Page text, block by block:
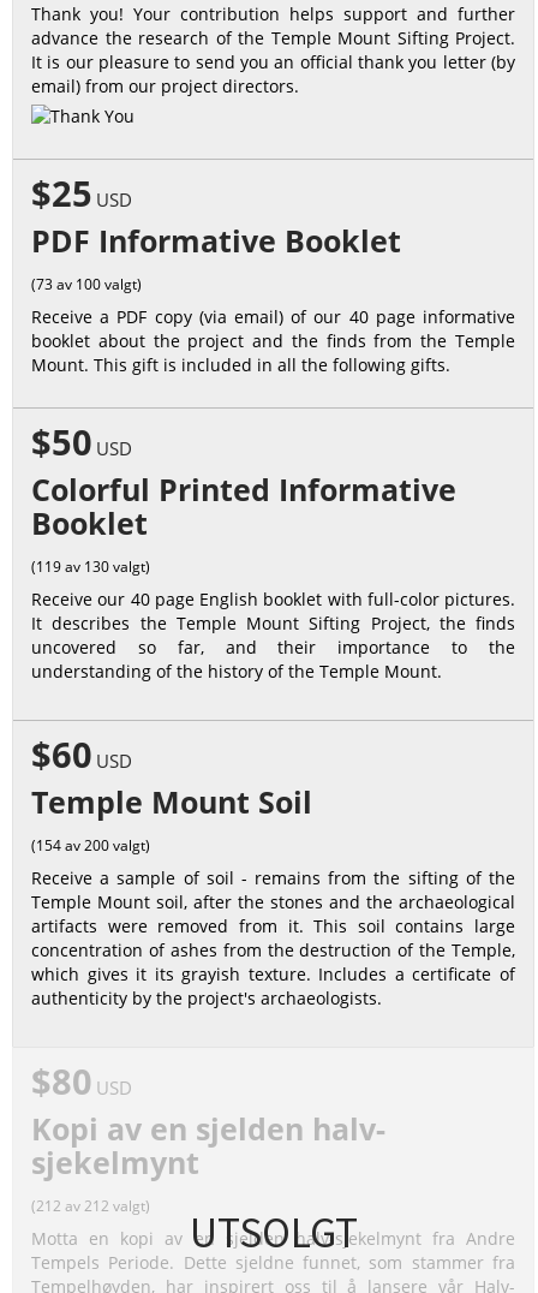
Thank you! Your contribution helps support and further
advance the research of the Temple Mount Sifting Project.
It is our pleasure to send you an official thank you letter (by
email) from our project directors.
$25 USD
PDF Informative Booklet
(73 av 100 valgt)
Receive a PDF copy (via email) of our 40 page informative
booklet about the project and the finds from the Temple
Mount. This gift is included in all the following gifts.
$50 USD
Colorful Printed Informative
Booklet
(119 av 130 valgt)
Receive our 40 page English booklet with full-color pictures.
It describes the Temple Mount Sifting Project, the finds
uncovered so far, and their importance to the
understanding of the history of the Temple Mount.
$60 USD
Temple Mount Soil
(154 av 200 valgt)
Receive a sample of soil - remains from the sifting of the
Temple Mount soil, after the stones and the archaeological
artifacts were removed from it. This soil contains large
concentration of ashes from the destruction of the Temple,
which gives it its grayish texture. Includes a certificate of
authenticity by the project's archaeologists.
UTSOLGT
$80 USD
Kopi av en sjelden halv-
sjekelmynt
(212 av 212 valgt)
Motta en kopi av en sjelden halv-sjekelmynt fra Andre
Tempels Periode. Dette sjeldne funnet, som stammer fra
Tempelhøyden, har inspirert oss til å lansere vår Halv-